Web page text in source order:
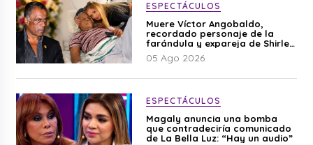
ESPECTÁCULOS
Muere Víctor Angobaldo,
recordado personaje de la
farándula y expareja de Shirley
Cherres
05 Ago 2026
ESPECTÁCULOS
Magaly anuncia una bomba
que contradeciría comunicado
de La Bella Luz: “Hay un audio”